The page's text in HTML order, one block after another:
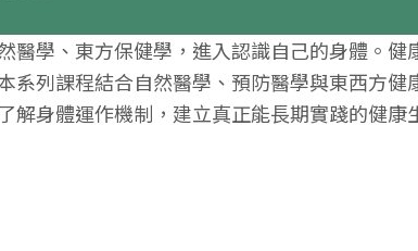
醫學、東方保健學，進入認識自己的身體。健
系列課程結合自然醫學、預防醫學與東⻄方健
解身體運作機制，建立真正能⻑期實踐的健康